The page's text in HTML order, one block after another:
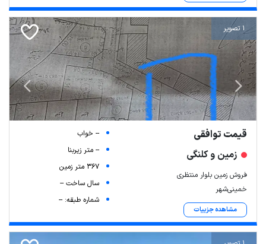
1 تصویر
قیمت توافقی
زمین و کلنگی
فروش زمین بلوار منتظری
خمینی‌شهر
مشاهده جزییات
-- خواب
-- متر زیربنا
367 متر زمین
سال ساخت --
شماره طبقه: --